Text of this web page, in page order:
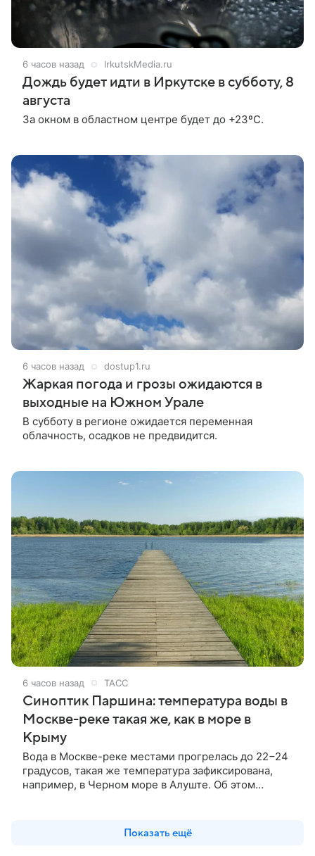
6 часов назад IrkutskMedia.ru
Дождь будет идти в Иркутске в субботу, 8
августа
За окном в областном центре будет до +23ºС.
6 часов назад dostup1.ru
Жаркая погода и грозы ожидаются в
выходные на Южном Урале
В субботу в регионе ожидается переменная
облачность, осадков не предвидится.
6 часов назад ТАСС
Синоптик Паршина: температура воды в
Москве-реке такая же, как в море в
Крыму
Вода в Москве-реке местами прогрелась до 22−24
градусов, такая же температура зафиксирована,
например, в Черном море в Алуште. Об этом
Показать ещё